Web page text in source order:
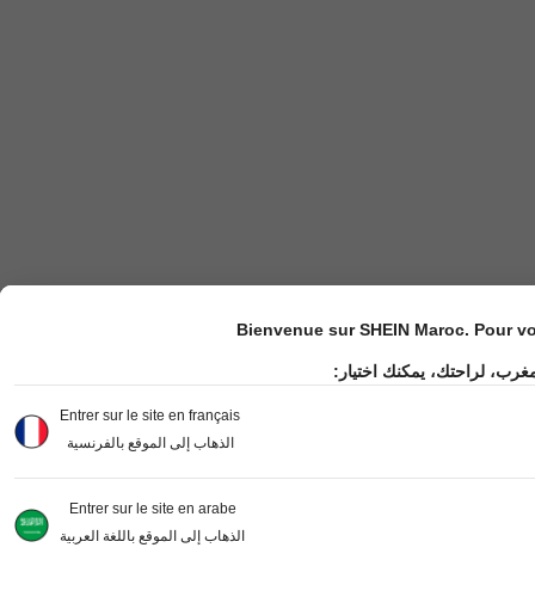
Bienvenue sur SHEIN Maroc. Pour
لراحتك، يمكنك اختيار:
Entrer sur le site en français
الذهاب إلى الموقع بالفرنسية
Entrer sur le site en arabe
الذهاب إلى الموقع باللغة العربية